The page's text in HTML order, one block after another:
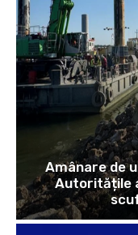
Amânare de
Autoritățile